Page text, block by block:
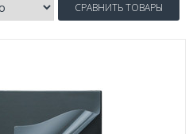
СРАВНИТЬ ТОВАРЫ